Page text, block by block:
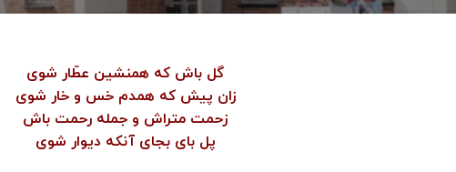
گل باش که همنشین عطّار شوی
زان پیش که همدم خس و خار شوی
زحمت متراش و جمله رحمت باش
پل بای بجای آنکه دیوار شوی